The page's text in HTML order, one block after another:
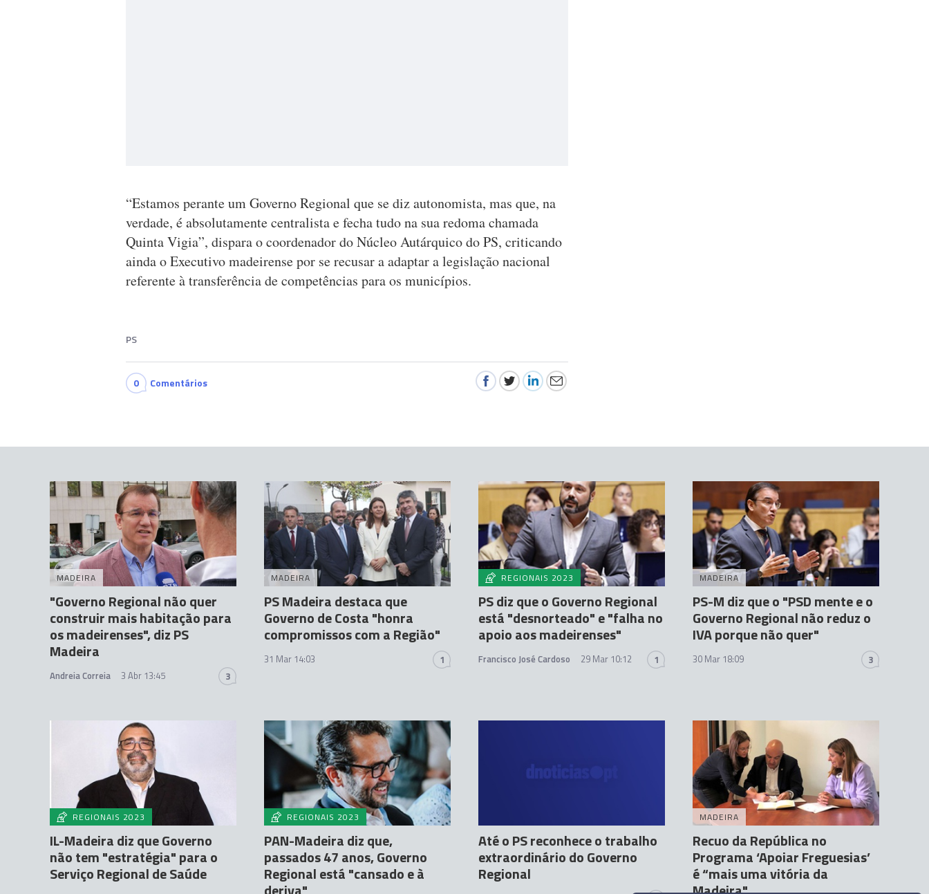
“Estamos perante um Governo Regional que se diz autonomista, mas que, na
verdade, é absolutamente centralista e fecha tudo na sua redoma chamada
Quinta Vigia”, dispara o coordenador do Núcleo Autárquico do PS, criticando
ainda o Executivo madeirense por se recusar a adaptar a legislação nacional
referente à transferência de competências para os municípios.
PS
0 Comentários
MADEIRA
"Governo Regional não quer
construir mais habitação para
os madeirenses", diz PS
Madeira
Andreia Correia 3 Abr 13:45 3
MADEIRA
PS Madeira destaca que
Governo de Costa "honra
compromissos com a Região"
31 Mar 14:03 1
REGIONAIS 2023
PS diz que o Governo Regional
está "desnorteado" e "falha no
apoio aos madeirenses"
Francisco José Cardoso 29 Mar 10:12 1
MADEIRA
PS-M diz que o "PSD mente e o
Governo Regional não reduz o
IVA porque não quer"
30 Mar 18:09 3
REGIONAIS 2023
IL-Madeira diz que Governo
não tem "estratégia" para o
Serviço Regional de Saúde
REGIONAIS 2023
PAN-Madeira diz que,
passados 47 anos, Governo
Regional está "cansado e à
Até o PS reconhece o trabalho
extraordinário do Governo
Regional
MADEIRA
Recuo da República no
Programa ‘Apoiar Freguesias’
é “mais uma vitória da